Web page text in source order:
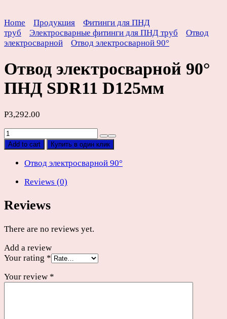
Home Продукция
Фитинги для ПНД
труб
Электросварные фитинги для ПНД труб
Отвод
электросварной
Отвод электросварной 90°
Отвод электросварной 90°
ПНД SDR11 D125мм
Р3,292.00
Отвод
электросварной
ПНД
D125мм
Add to cart Купить в один клик
Отвод электросварной 90°
Reviews (0)
Reviews
There are no reviews yet.
Add a review
Your rating *
Your review *